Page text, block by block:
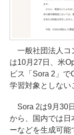
一般社団法人コ
は10月27日、米
ビス「Sora 2」
学習対象としない
Sora 2は9月30
から、国内では日
ーなどを生成可能